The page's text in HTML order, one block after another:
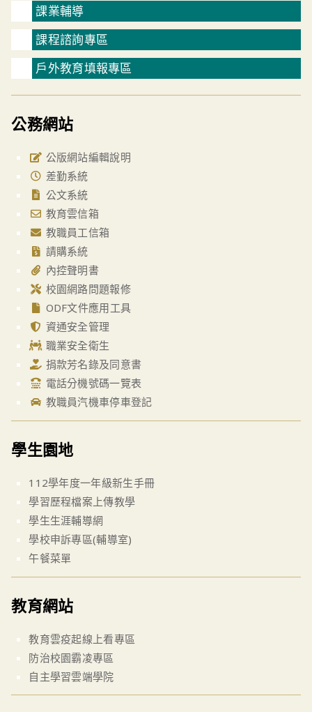
課業輔導
課程諮詢專區
戶外教育填報專區
公務網站
公版網站編輯說明
差勤系統
公文系統
教育雲信箱
教職員工信箱
請購系統
內控聲明書
校園網路問題報修
ODF文件應用工具
資通安全管理
職業安全衛生
捐款芳名錄及同意書
電話分機號碼一覽表
教職員汽機車停車登記
學生園地
112學年度一年級新生手冊
學習歷程檔案上傳教學
學生生涯輔導網
學校申訴專區(輔導室)
午餐菜單
教育網站
教育雲疫起線上看專區
防治校園霸凌專區
自主學習雲端學院